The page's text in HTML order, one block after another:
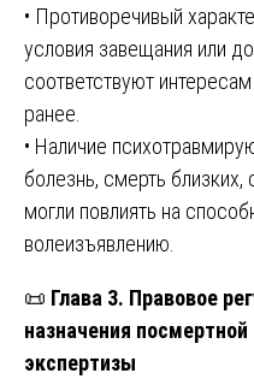
• Противоречивый
условия завещания или
соответствуют
ранее.
• Наличие
болезнь, смерть
могли повлиять на
волеизъявлению.
📜 Глава 3. Правовое
назначения посмертной
экспертизы